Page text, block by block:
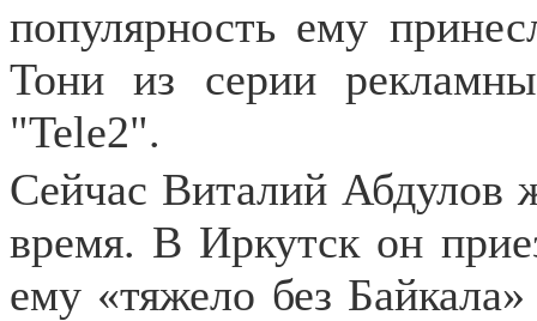
популярность ему
Тони из серии
"Tele2".
Сейчас Виталий Абдулов
время. В Иркутск он
ему «тяжело без